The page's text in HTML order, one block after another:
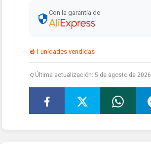
Con la garantía de
1 unidades vendidas
Última actualización: 5 de agosto de 2026